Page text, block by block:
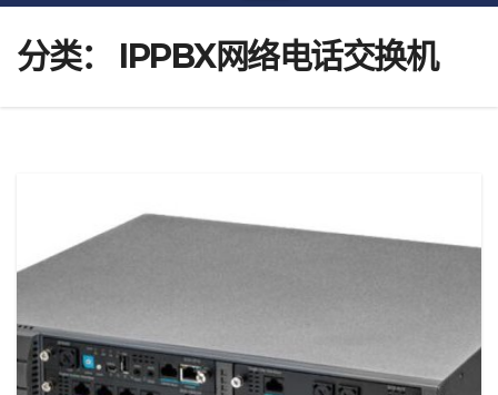
分类： IPPBX网络电话交换机